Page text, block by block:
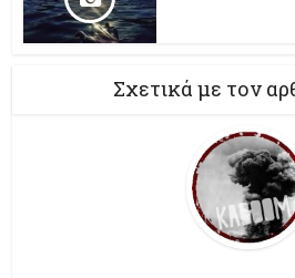
Σχετικά με τον